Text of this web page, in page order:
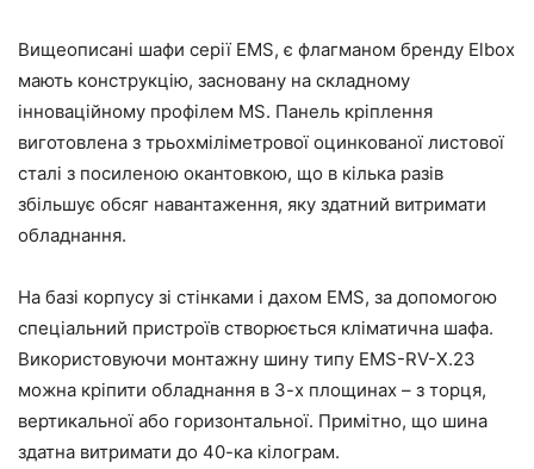
Вищеописані шафи серії EMS, є флагманом бренду Elbox
мають конструкцію, засновану на складному
інноваційному профілем МS. Панель кріплення
виготовлена з трьохміліметрової оцинкованої листової
сталі з посиленою окантовкою, що в кілька разів
збільшує обсяг навантаження, яку здатний витримати
обладнання.
На базі корпусу зі стінками і дахом EMS, за допомогою
спеціальний пристроїв створюється кліматична шафа.
Використовуючи монтажну шину типу EMS-RV-Х.23
можна кріпити обладнання в 3-х площинах – з торця,
вертикальної або горизонтальної. Примітно, що шина
здатна витримати до 40-ка кілограм.